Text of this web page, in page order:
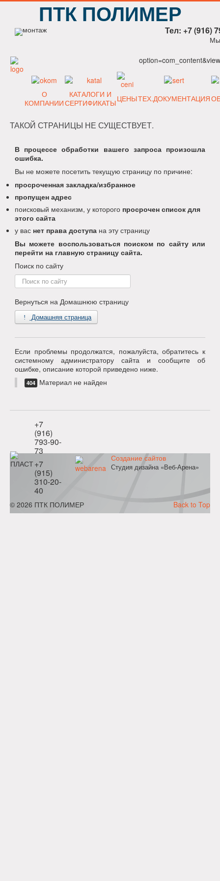
ПТК ПОЛИМЕР
Тел: +7 (916)
Мы
О
КОМПАНИИ
КАТАЛОГИ И
СЕРТИФИКАТЫЦЕНЫТЕХ.ДОКУМЕНТАЦИЯ
ТАКОЙ СТРАНИЦЫ НЕ СУЩЕСТВУЕТ.
В процессе обработки вашего запроса произошла
ошибка.
Вы не можете посетить текущую страницу по причине:
просроченная закладка/избранное
пропущен адрес
поисковый механизм, у которого просрочен список для
этого сайта
у вас нет права доступа на эту страницу
Вы можете воспользоваться поиском по сайту или
перейти на главную страницу сайта.
Поиск по сайту
Поиск
по
Вернуться на Домашнюю страницу
Домашняя страница
Если проблемы продолжатся, пожалуйста, обратитесь к
системному администратору сайта и сообщите об
ошибке, описание которой приведено ниже.
404 Материал не найден
+7
(916)
793-90-
73
+7
(915)
310-20-
40
Создание сайтов
Студия дизайна «Веб-Арена»
Back to Top
© 2026 ПТК ПОЛИМЕР